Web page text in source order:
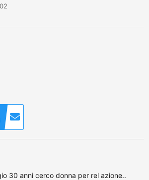
30 anni cerco donna per rel azione..